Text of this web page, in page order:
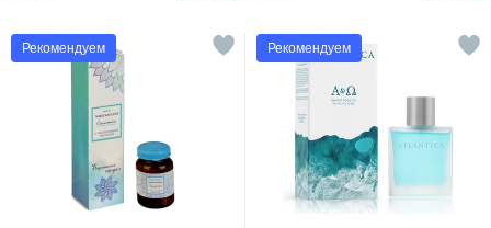
Рекомендуем Рекомендуем